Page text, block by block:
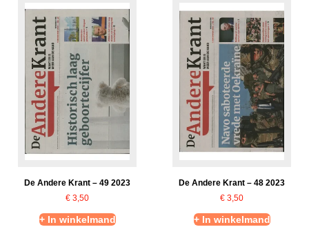
De Andere Krant – 49 2023
€ 3,50
+ In winkelmand
De Andere Krant – 48 2023
€ 3,50
+ In winkelmand